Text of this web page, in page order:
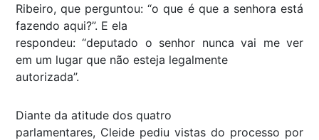
Ribeiro, que perguntou: “o que é que a senhora está
fazendo aqui?”. E ela
respondeu: “deputado o senhor nunca vai me ver
em um lugar que não esteja legalmente
autorizada”.
Diante da atitude dos quatro
parlamentares, Cleide pediu vistas do processo por